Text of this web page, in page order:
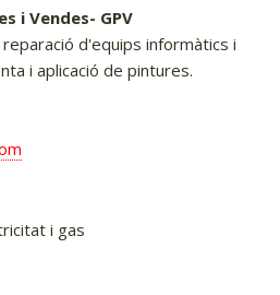
i Vendes- GPV
d'equips informàtics i
i aplicació de pintures.
i gas